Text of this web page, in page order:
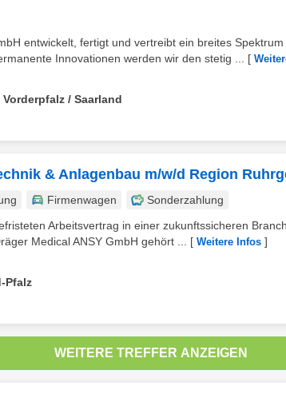
entwickelt, fertigt und vertreibt ein breites
Innovationen werden wir den stetig ...
[
/ Saarland
& Anlagenbau m/w/d Region
Firmenwagen
Sonderzahlung
Arbeitsvertrag in einer zukunftssicheren
Medical ANSY GmbH gehört ...
[ Weitere Infos ]
Pfalz
WEITERE TREFFER ANZEIGEN